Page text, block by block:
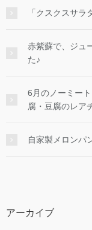
「クスクスサ
赤紫蘇で、ジュ
た♪
6月のノーミー
腐・豆腐のレア
自家製メロンパ
アーカイブ